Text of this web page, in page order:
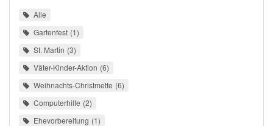
Alle
Gartenfest 1
St. Martin 3
Väter-Kinder-Aktion 6
Weihnachts-Christmette 6
Computerhilfe 2
Ehevorbereitung 1